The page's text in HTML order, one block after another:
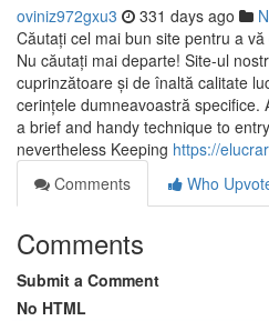
oviniz972gxu3 331 days ago
Căutați cel mai bun site pentru a
Nu căutați mai departe! Site-ul
cuprinzătoare și de înaltă calitate
cerințele dumneavoastră specifice.
a brief and handy technique to
nevertheless Keeping https://
Comments
Who
Comments
Submit a Comment
No HTML